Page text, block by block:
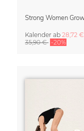
Kalender ab 28,72 €
35,90 € -20%